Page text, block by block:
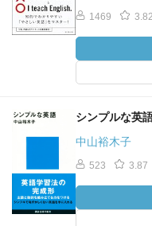
1469 3.82
シンプルな英
中山裕木子
523 3.87